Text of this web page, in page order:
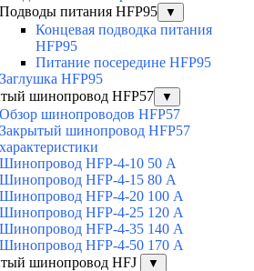
Подводы питания HFP95
▼
Концевая подводка питания
HFP95
Питание посередине HFP95
Заглушка HFP95
шинопровод HFP57
▼
Обзор шинопроводов HFP57
Закрытый шинопровод HFP57
характеристики
Шинопровод HFP-4-10 50 А
Шинопровод HFP-4-15 80 А
Шинопровод HFP-4-20 100 А
Шинопровод HFP-4-25 120 А
Шинопровод HFP-4-35 140 А
Шинопровод HFP-4-50 170 А
шинопровод HFJ
▼